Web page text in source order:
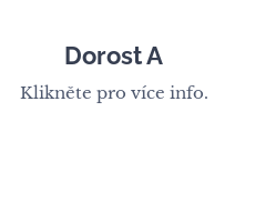
Dorost A
Klikněte pro více info.